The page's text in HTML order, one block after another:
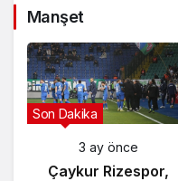
Manşet
Gündem
3 ay önce
Yunanistan’da